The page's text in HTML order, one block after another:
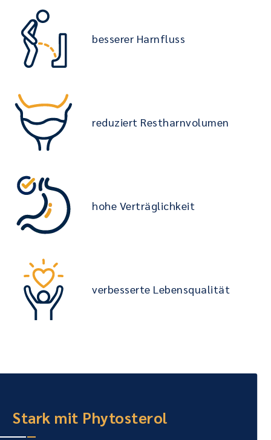
besserer Harnfluss
reduziert Restharnvolumen
hohe Verträglichkeit
verbesserte Lebensqualität
Stark mit Phytosterol